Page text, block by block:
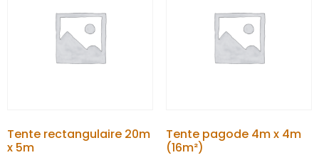
Tente rectangulaire 20m
x 5m
Tente pagode 4m x 4m
(16m²)